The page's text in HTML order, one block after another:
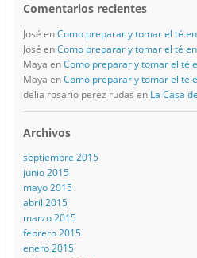
Comentarios recientes
José enComo preparar y tomar el té
José enComo preparar y tomar el té
Maya enComo preparar y tomar el té
Maya enComo preparar y tomar el té
delia rosario perez rudas en La Casa
Archivos
septiembre 2015
junio 2015
mayo 2015
abril 2015
marzo 2015
febrero 2015
enero 2015